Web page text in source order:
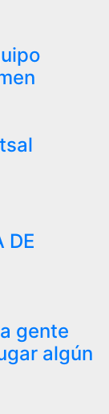
DE
gente
algún